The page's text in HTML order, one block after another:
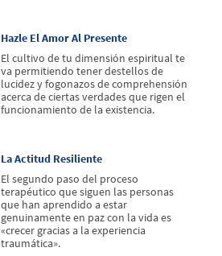
Hazle El Amor Al Presente
El cultivo de tu dimensión espiritual te
va permitiendo tener destellos de
lucidez y fogonazos de comprehensión
acerca de ciertas verdades que rigen el
funcionamiento de la existencia.
La Actitud Resiliente
El segundo paso del proceso
terapéutico que siguen las personas
que han aprendido a estar
genuinamente en paz con la vida es
«crecer gracias a la experiencia
traumática».